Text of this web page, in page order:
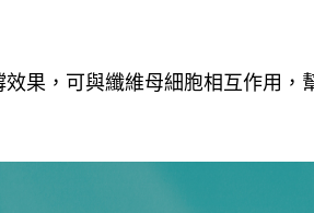
果，可與纖維母細胞相互作用，